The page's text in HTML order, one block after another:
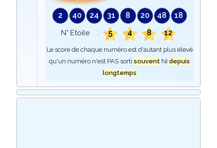
2 40 24 31 8 20 48 18
N° Etoile : 5 4 8 12
Le score de chaque numéro est d'autant plus élevé
qu'un numéro n'est PAS sortisouvent NIdepuis
longtemps